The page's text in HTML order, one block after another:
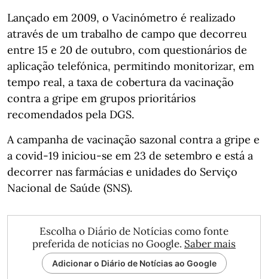
Lançado em 2009, o Vacinómetro é realizado
através de um trabalho de campo que decorreu
entre 15 e 20 de outubro, com questionários de
aplicação telefónica, permitindo monitorizar, em
tempo real, a taxa de cobertura da vacinação
contra a gripe em grupos prioritários
recomendados pela DGS.
A campanha de vacinação sazonal contra a gripe e
a covid-19 iniciou-se em 23 de setembro e está a
decorrer nas farmácias e unidades do Serviço
Nacional de Saúde (SNS).
Escolha o Diário de Notícias como fonte
preferida de notícias no Google. Saber mais
Adicionar o Diário de Notícias ao Google